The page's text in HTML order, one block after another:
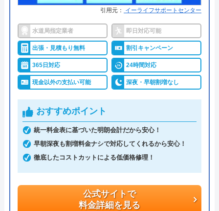
作業を依頼できます。早朝・深夜の料金割増はな
でも気兼ねなく相談可能です。また、見積もり時に
「Webを見た」と申告すると、Web割で20%割引に
なります。
支払い方法にコンビニ後払いも選べるので、急な出
費で手持ちがなくても修理が可能です。他にも、ク
レジットカード払いや楽天ペイも利用でき、都合の
良い方法で支払えます。
公式サイトで
今すぐ電話で相談する
0120-742-190
引用元： イーライフサポートセンター
水道局指定業者 即日対応可能
出張・見積もり無料 割引キャンペーン
365日対応 24時間対応
現金以外の支払い可能 深夜・早朝割増なし
おすすめポイント
統一料金表に基づいた明朗会計だから安心！
早朝深夜も割増料金ナシで対応してくれるから安心！
徹底したコストカットによる低価格修理！
公式サイトで
料金詳細を見る